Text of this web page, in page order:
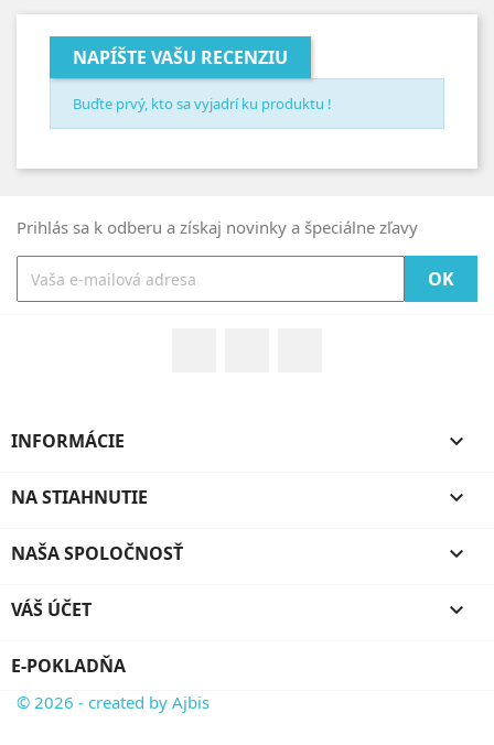
NAPÍŠTE VAŠU RECENZIU
Buďte prvý, kto sa vyjadrí ku produktu !
Prihlás sa k odberu a získaj novinky a špeciálne zľavy
INFORMÁCIE 
NA STIAHNUTIE 
NAŠA SPOLOČNOSŤ 
VÁŠ ÚČET 
E-POKLADŇA
© 2026 - created by Ajbis